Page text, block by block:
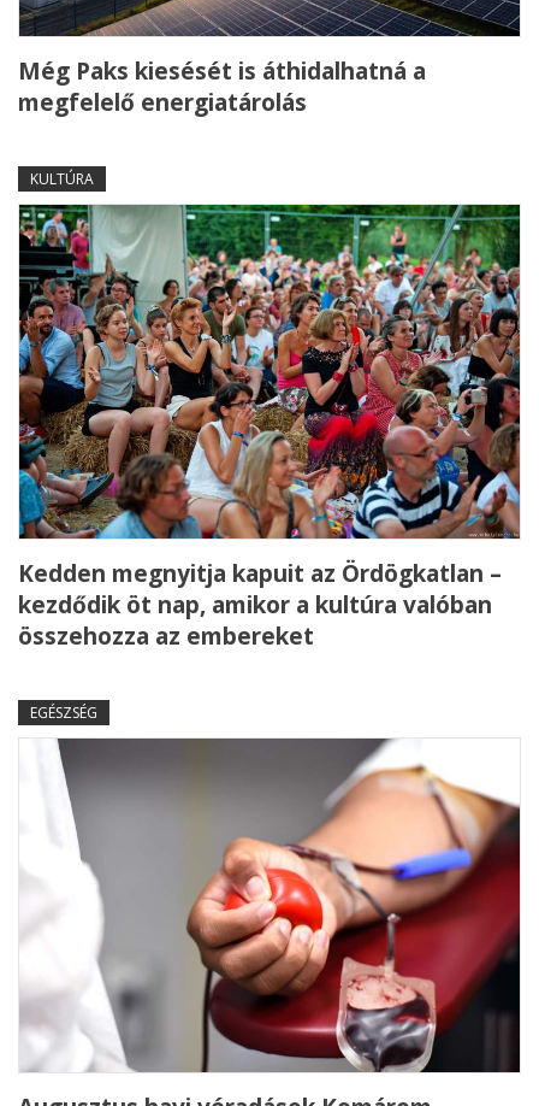
Még Paks kiesését is áthidalhatná a
megfelelő energiatárolás
KULTÚRA
Kedden megnyitja kapuit az Ördögkatlan –
kezdődik öt nap, amikor a kultúra valóban
összehozza az embereket
EGÉSZSÉG